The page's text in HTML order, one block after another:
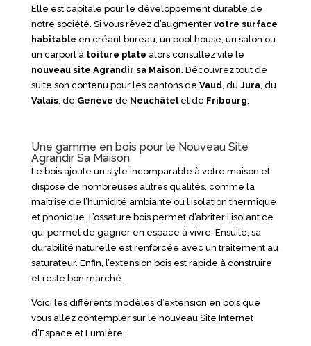
Elle est capitale pour le développement durable de
notre société. Si vous rêvez d’augmentervotre surface
habitable en créant bureau, un pool house, un salon ou
un carport à toiture plate alors consultez vite le
nouveau site Agrandir sa Maison. Découvrez tout de
suite son contenu pour les cantons de Vaud, du Jura, du
Valais, de Genève de Neuchâtelet de Fribourg.
Une gamme en bois pour le Nouveau Site
Agrandir Sa Maison
Le bois ajoute un style incomparable à votre maison et
dispose de nombreuses autres qualités, comme la
maîtrise de l’humidité ambiante ou l’isolation thermique
et phonique. L’ossature bois permet d’abriter l’isolant ce
qui permet de gagner en espace à vivre. Ensuite, sa
durabilité naturelle est renforcée avec un traitement au
saturateur. Enfin, l’extension bois est rapide à construire
et reste bon marché.
Voici les différents modèles d’extension en bois que
vous allez contempler sur le nouveau Site Internet
d’Espace et Lumière :